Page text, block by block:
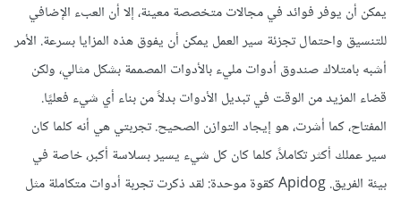
استخدام أدوات متعددة في مشروع واحد يعزز جودة العمل ويوفر
مرونة أكبر، أم أنه يزيد من تعقيد العمليات ويجعل التنسيق بين
أعضاء الفريق صعبًا؟ كيف يمكننا تحقيق توازن فعال بين الاستفادة
من ميزات كل أداة وتوحيد سير العمل لضمان إنتاجية أعلى؟ أتطلع
إلى سماع تجاربكم وآرائكم حول هذا الموضوع.
يمكن أن يوفر فوائد في مجالات متخصصة معينة، إلا أن العبء الإضافي
للتنسيق واحتمال تجزئة سير العمل يمكن أن يفوق هذه المزايا بسرعة. الأمر
أشبه بامتلاك صندوق أدوات مليء بالأدوات المصممة بشكل مثالي، ولكن
قضاء المزيد من الوقت في تبديل الأدوات بدلاً من بناء أي شيء فعليًا.
المفتاح، كما أشرت، هو إيجاد التوازن الصحيح. تجربتي هي أنه كلما كان
سير عملك أكثر تكاملاً، كلما كان كل شيء يسير بسلاسة أكبر، خاصة في
بيئة الفريق. Apidog كقوة موحدة: لقد ذكرت تجربة أدوات متكاملة مثل